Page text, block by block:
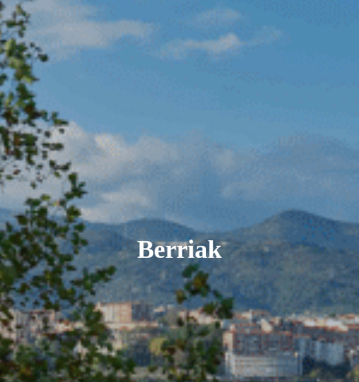
Berriak